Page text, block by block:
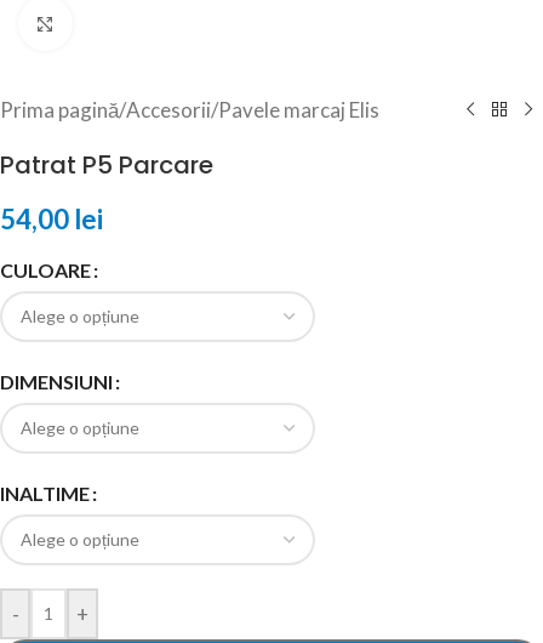
Prima pagină/Accesorii/Pavele marcaj Elis
Patrat P5 Parcare
54,00 lei
CULOARE
DIMENSIUNI
INALTIME
- +